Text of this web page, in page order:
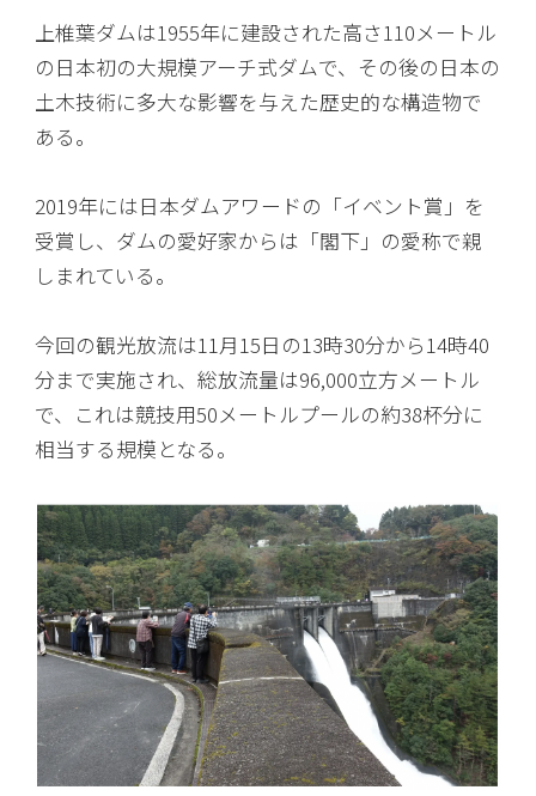
上椎葉ダムは1955年に建設された高さ110メートル
の日本初の大規模アーチ式ダムで、その後の日本の
土木技術に多大な影響を与えた歴史的な構造物で
ある。
2019年には日本ダムアワードの「イベント賞」を
受賞し、ダムの愛好家からは「閣下」の愛称で親
しまれている。
今回の観光放流は11月15日の13時30分から14時40
分まで実施され、総放流量は96,000立方メートル
で、これは競技用50メートルプールの約38杯分に
相当する規模となる。